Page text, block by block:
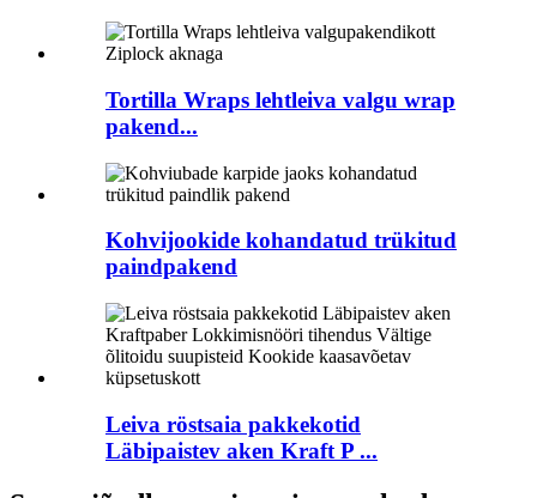
Tortilla Wraps lehtleiva valgu wrap
pakend...
Kohvijookide kohandatud trükitud
paindpakend
Leiva röstsaia pakkekotid
Läbipaistev aken Kraft P ...